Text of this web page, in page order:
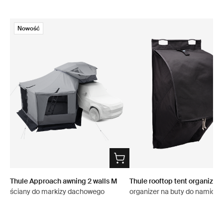
Nowość
Thule Approach awning 2 walls M
ściany do markizy dachowego
Thule rooftop tent organizer
organizer na buty do namiotu